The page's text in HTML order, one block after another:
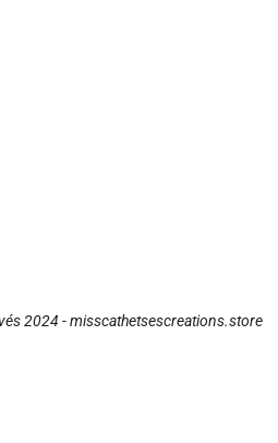
2024 - misscathetsescreations.store